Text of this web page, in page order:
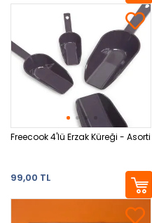
Freecook 4'lü Erzak Küreği - Asorti
99,00 TL